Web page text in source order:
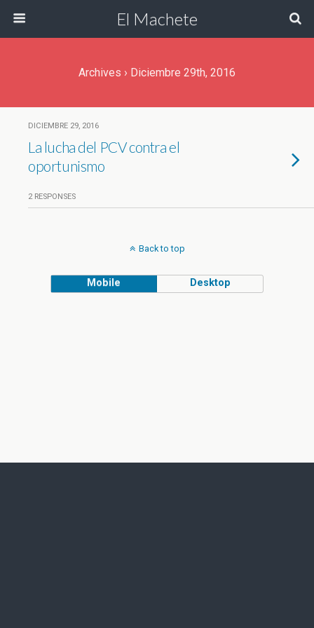
El Machete
Archives › Diciembre 29th, 2016
DICIEMBRE 29, 2016
La lucha del PCV contra el
oportunismo
2 RESPONSES
Back to top
Mobile Desktop